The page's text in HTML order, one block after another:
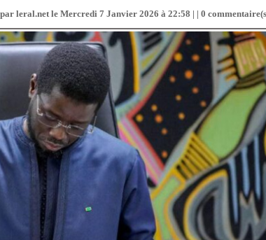
leral.net le Mercredi 7 Janvier 2026 à 22:58 | | 0